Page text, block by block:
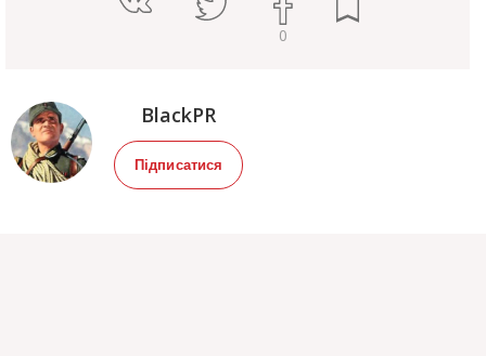
0
BlackPR
Підписатися